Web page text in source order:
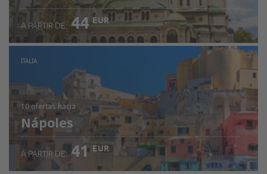
A PARTIR DE: 44 EUR
ITALIA
10 ofertas hacia
Nápoles
A PARTIR DE: 41 EUR